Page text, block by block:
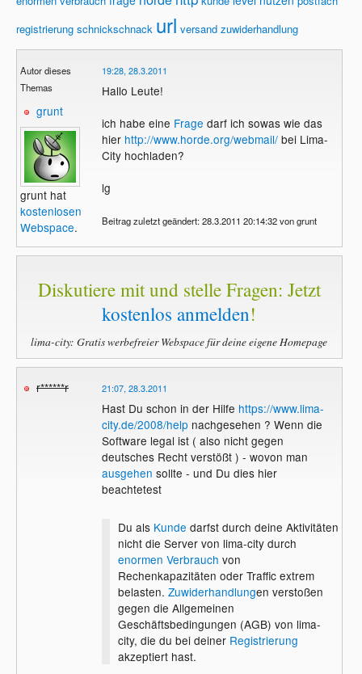
registrierung schnickschnack url versand zuwiderhandlung
Autor dieses
Themas
grunt
grunt hat
kostenlosen
Webspace.
19:28, 28.3.2011
Hallo Leute!
ich habe eine Frage darf ich sowas wie das
hier http://www.horde.org/webmail/bei Lima-
City hochladen?
lg
Beitrag zuletzt geändert: 28.3.2011 20:14:32 von grunt
Diskutiere mit und stelle Fragen: Jetzt
kostenlos anmelden!
lima-city: Gratis werbefreier Webspace für deine eigene Homepage
r******r 21:07, 28.3.2011
Hast Du schon in der Hilfe https://www.lima-
city.de/2008/help nachgesehen ? Wenn die
Software legal ist ( also nicht gegen
deutsches Recht verstößt ) - wovon man
ausgehen sollte - und Du dies hier
beachtetest
Du als Kunde darfst durch deine Aktivitäten
nicht die Server von lima-city durch
enormen Verbrauch von
Rechenkapazitäten oder Traffic extrem
belasten. Zuwiderhandlungen verstoßen
gegen die Allgemeinen
Geschäftsbedingungen (AGB) von lima-
city, die du bei deiner Registrierung
akzeptiert hast.